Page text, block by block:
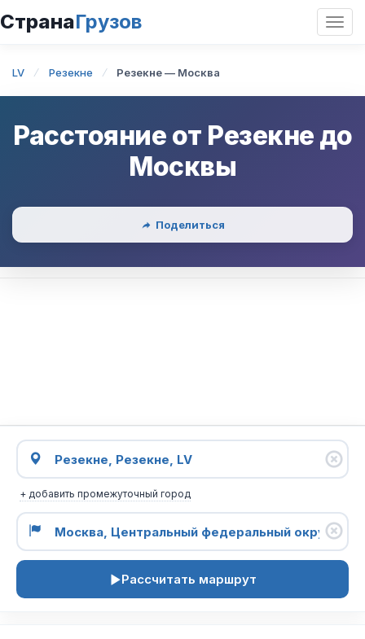
СтранаГрузов
LV Резекне Резекне — Москва
Расстояние от Резекне до
Москвы
Поделиться
+ добавить промежуточный город
Рассчитать маршрут